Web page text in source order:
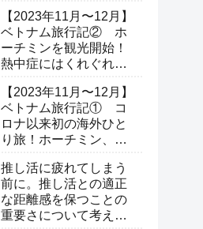
日目）
【2023年11月〜12月】
ベトナム旅行記② ホ
ーチミンを観光開始！
熱中症にはくれぐれも
【2023年11月〜12月】
ベトナム旅行記① コ
ロナ以来初の海外ひと
り旅！ホーチミン、ホ
日目）
推し活に疲れてしまう
前に。推し活との適正
な距離感を保つことの
重要さについて考えて